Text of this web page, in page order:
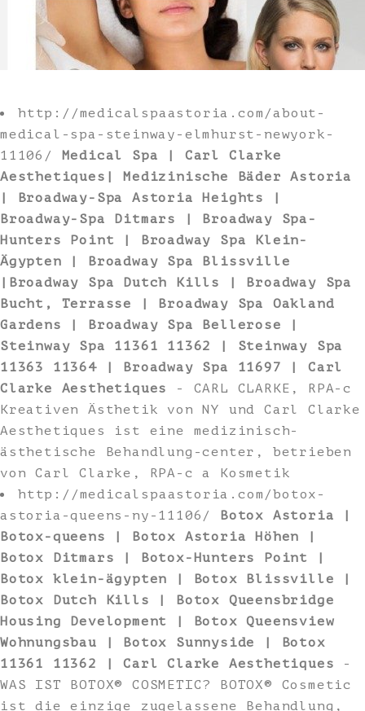
http://medicalspaastoria.com/about-
medical-spa-steinway-elmhurst-newyork-
11106/ Medical Spa | Carl Clarke
Aesthetiques| Medizinische Bäder Astoria
| Broadway-Spa Astoria Heights |
Broadway-Spa Ditmars | Broadway Spa-
Hunters Point | Broadway Spa Klein-
Ägypten | Broadway Spa Blissville
|Broadway Spa Dutch Kills | Broadway Spa
Bucht, Terrasse | Broadway Spa Oakland
Gardens | Broadway Spa Bellerose |
Steinway Spa 11361 11362 | Steinway Spa
11363 11364 | Broadway Spa 11697 | Carl
Clarke Aesthetiques
- CARL CLARKE, RPA-c
Kreativen Ästhetik von NY und Carl Clarke
Aesthetiques ist eine medizinisch-
ästhetische Behandlung-center, betrieben
von Carl Clarke, RPA-c a Kosmetik
http://medicalspaastoria.com/botox-
astoria-queens-ny-11106/
Botox Astoria |
Botox-queens | Botox Astoria Höhen |
Botox Ditmars | Botox-Hunters Point |
Botox klein-ägypten | Botox Blissville |
Botox Dutch Kills | Botox Queensbridge
Housing Development | Botox Queensview
Wohnungsbau | Botox Sunnyside | Botox
11361 11362 | Carl Clarke Aesthetiques -
WAS IST BOTOX® COSMETIC? BOTOX® Cosmetic
ist die einzige zugelassene Behandlung,